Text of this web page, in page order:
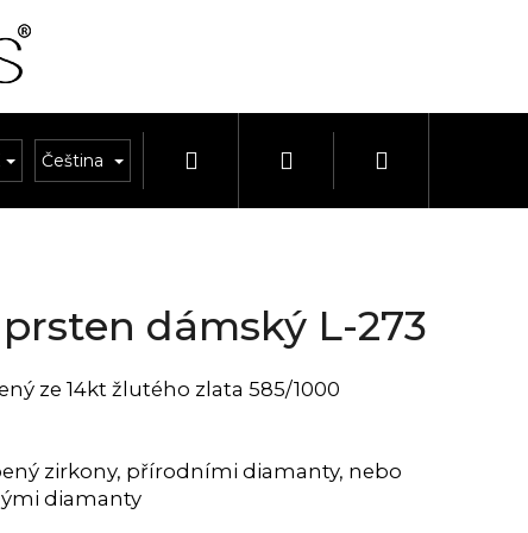
HODINKY A ŘEMÍNKY HODINY A BUDÍKY
Čeština Hledat PřihlášeníNákupní
košík
dámský L-273
ze 14kt žlutého zlata 585/1000
zirkony, přírodními diamanty, nebo
diamanty